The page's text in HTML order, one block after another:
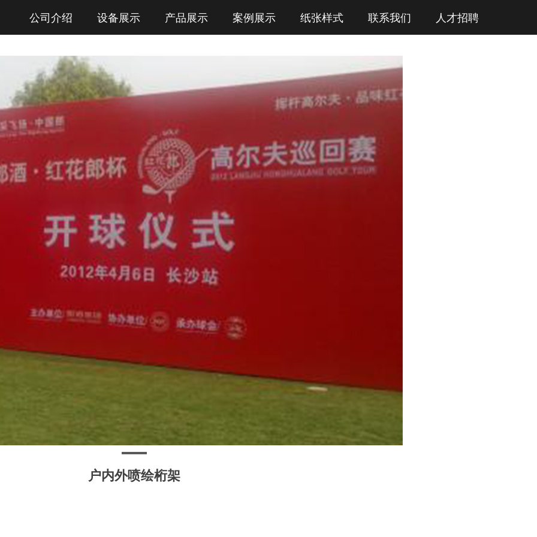
公司介绍 设备展示 产品展示 案例展示 纸张样式 联系我们 人才招聘
户内外喷绘桁架